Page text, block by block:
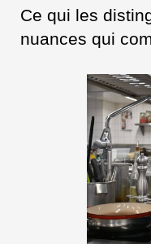
Ce qui les
nuances qui